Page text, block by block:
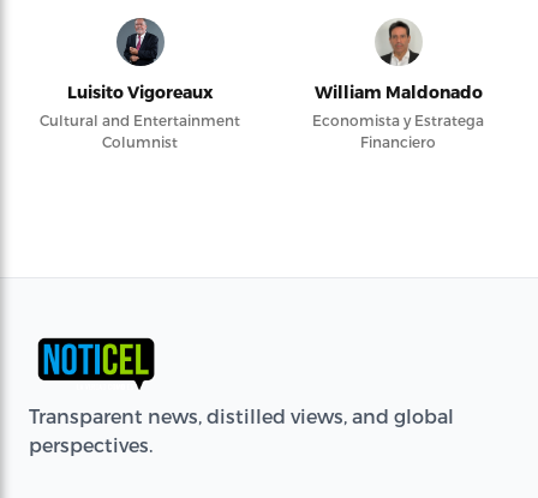
Luisito Vigoreaux
Cultural and Entertainment
Columnist
William Maldonado
Economista y Estratega
Financiero
Transparent news, distilled views, and global
perspectives.